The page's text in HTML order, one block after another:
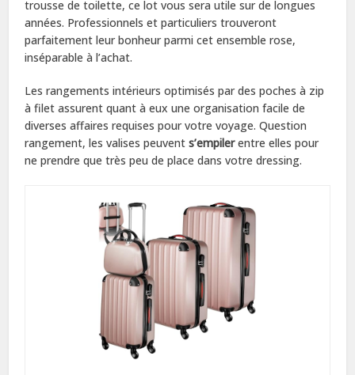
trousse de toilette, ce lot vous sera utile sur de longues
années. Professionnels et particuliers trouveront
parfaitement leur bonheur parmi cet ensemble rose,
inséparable à l’achat.
Les rangements intérieurs optimisés par des poches à zip
à filet assurent quant à eux une organisation facile de
diverses affaires requises pour votre voyage. Question
rangement, les valises peuvents’empilerentre elles pour
ne prendre que très peu de place dans votre dressing.